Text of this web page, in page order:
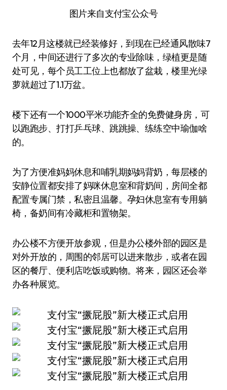
图片来自支付宝公众号
去年12月这楼就已经装修好，到现在已经通风散味7
个月，中间还进行了多次的专业除味，绿植更是随
处可见，每个员工工位上也都放了盆栽，楼里光绿
萝就超过了1.1万盆。
楼下还有一个1000平米功能齐全的免费健身房，可
以跑跑步、打打乒乓球、跳跳操、练练空中瑜伽啥
的。
为了方便准妈妈休息和哺乳期妈妈背奶，每层楼的
安静位置都安排了妈咪休息室和背奶间，房间全都
配置专属门禁，私密且温馨。孕妇休息室有专用躺
椅，备奶间有冷藏柜和置物架。
办公楼不方便开放参观，但是办公楼外部的园区是
对外开放的，周围的邻居可以进来散步，或者在园
区的餐厅、便利店吃饭或购物。将来，园区还会举
办各种展览。